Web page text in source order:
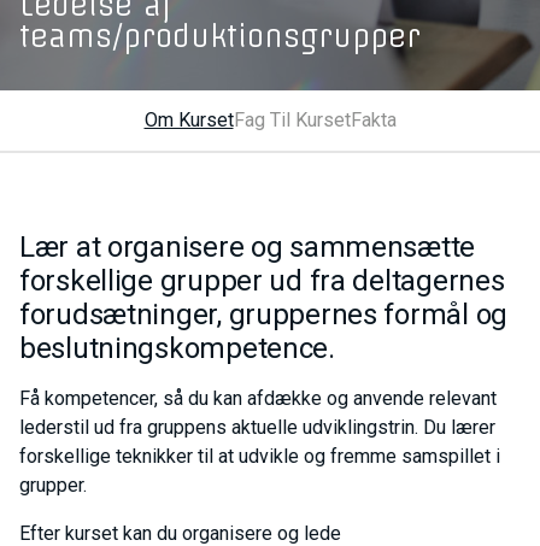
teams/produktionsgrupper
Om KursetFag Til KursetFakta
Lær at organisere og sammensætte
forskellige grupper ud fra deltagernes
forudsætninger, gruppernes formål og
beslutningskompetence.
Få kompetencer, så du kan afdække og anvende relevant
lederstil ud fra gruppens aktuelle udviklingstrin. Du lærer
forskellige teknikker til at udvikle og fremme samspillet i
grupper.
Efter kurset kan du organisere og lede